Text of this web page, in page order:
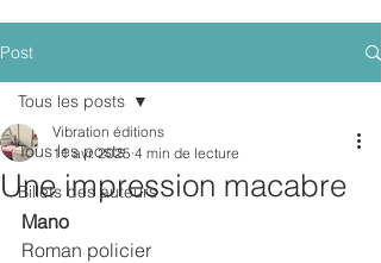
Post
Tous les posts
Billets des auteurs
Tous les posts
Une impression macabre
Vibration éditions
11 avr. 2025 4 min de lecture
Mano
Roman policier